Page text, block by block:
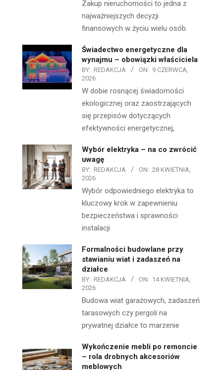
Zakup nieruchomości to jedna z
najważniejszych decyzji
finansowych w życiu wielu osób.
Świadectwo energetyczne dla
wynajmu – obowiązki właściciela
BY: REDAKCJA ON: 9 CZERWCA,
2026
W dobie rosnącej świadomości
ekologicznej oraz zaostrzających
się przepisów dotyczących
efektywności energetycznej,
Wybór elektryka – na co zwrócić
uwagę
BY: REDAKCJA ON: 28 KWIETNIA,
2026
Wybór odpowiedniego elektryka to
kluczowy krok w zapewnieniu
bezpieczeństwa i sprawności
instalacji
Formalności budowlane przy
stawianiu wiat i zadaszeń na
działce
BY: REDAKCJA ON: 14 KWIETNIA,
2026
Budowa wiat garażowych, zadaszeń
tarasowych czy pergoli na
prywatnej działce to marzenie
Wykończenie mebli po remoncie
– rola drobnych akcesoriów
meblowych